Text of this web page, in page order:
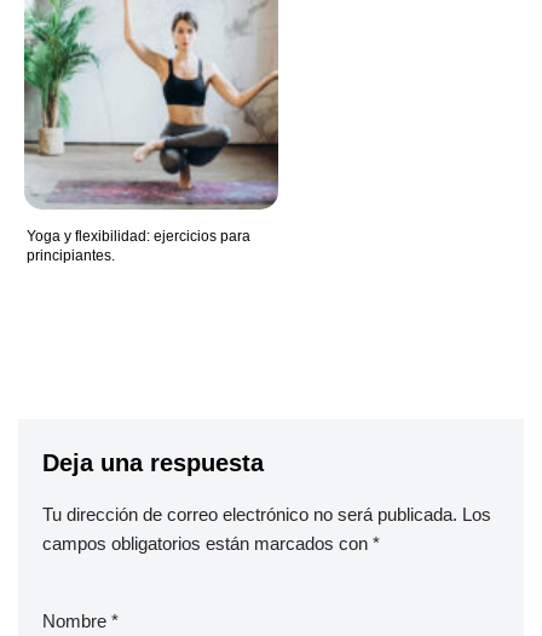
Yoga y flexibilidad: ejercicios para
principiantes.
Deja una respuesta
Tu dirección de correo electrónico no será publicada. Los
campos obligatorios están marcados con *
Nombre *